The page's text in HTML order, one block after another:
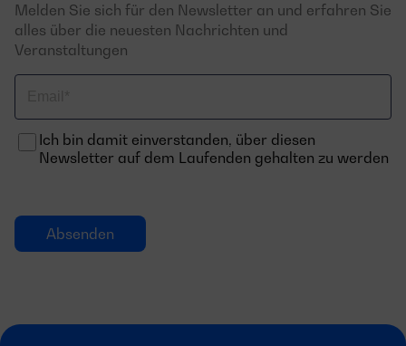
Melden Sie sich für den Newsletter an und erfahren Sie
alles über die neuesten Nachrichten und
Veranstaltungen
Ich bin damit einverstanden, über diesen
Newsletter auf dem Laufenden gehalten zu werden